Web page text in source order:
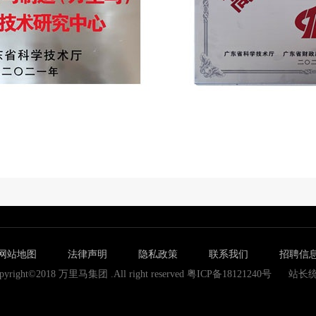
站地图 法律声明 隐私政策 联系我们
招聘信
万里马集团 .All right reserved 粤ICP备18121240号
站长